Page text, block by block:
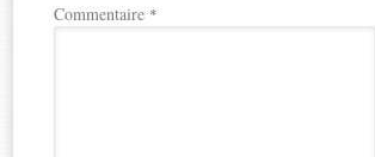
Commentaire *